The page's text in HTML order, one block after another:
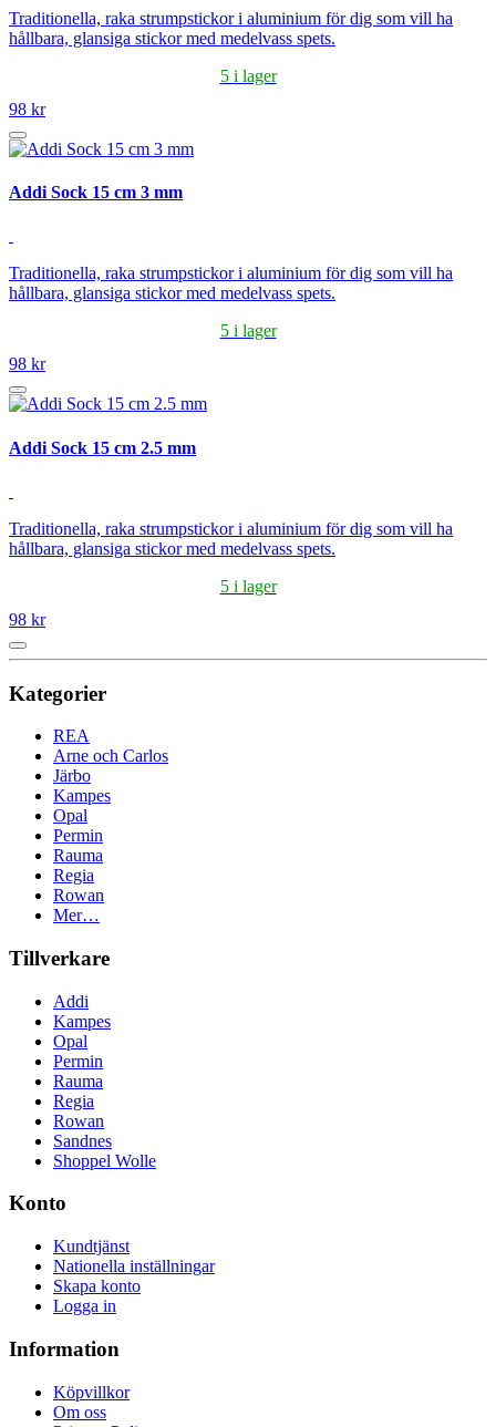
Traditionella, raka strumpstickor i aluminium för dig som vill ha
hållbara, glansiga stickor med medelvass spets.
5 i lager
98 kr
Addi Sock 15 cm 3 mm
Traditionella, raka strumpstickor i aluminium för dig som vill ha
hållbara, glansiga stickor med medelvass spets.
5 i lager
98 kr
Addi Sock 15 cm 2.5 mm
Traditionella, raka strumpstickor i aluminium för dig som vill ha
hållbara, glansiga stickor med medelvass spets.
5 i lager
98 kr
Kategorier
REA
Arne och Carlos
Järbo
Kampes
Opal
Permin
Rauma
Regia
Rowan
Mer…
Tillverkare
Addi
Kampes
Opal
Permin
Rauma
Regia
Rowan
Sandnes
Shoppel Wolle
Konto
Kundtjänst
Nationella inställningar
Skapa konto
Logga in
Information
Köpvillkor
Om oss